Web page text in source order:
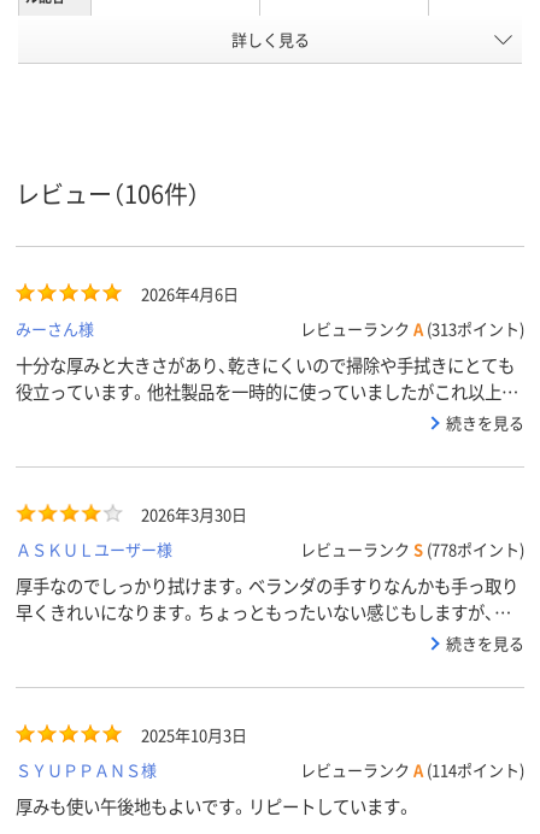
ボトル
アスクル
商品環境
55
詳しく見る
レビュー（106件）
2026年4月6日
みーさん様
レビューランク A (313ポイント)
十分な厚みと大きさがあり、乾きにくいので掃除や手拭きにとても
役立っています。他社製品を一時的に使っていましたがこれ以上に
続きを見る
2026年3月30日
ＡＳＫＵＬユーザー様
レビューランク S (778ポイント)
厚手なのでしっかり拭けます。ベランダの手すりなんかも手っ取り
早くきれいになります。ちょっともったいない感じもしますが、急
続きを見る
2025年10月3日
ＳＹＵＰＰＡＮＳ様
レビューランク A (114ポイント)
厚みも使い午後地もよいです。リピートしています。